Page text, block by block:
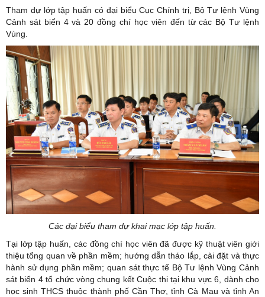
Tham dự lớp tập huấn có đại biểu Cục Chính trị, Bộ Tư lệnh Vùng
Cảnh sát biển 4 và 20 đồng chí học viên đến từ các Bộ Tư lệnh
Vùng.
Các đại biểu tham dự khai mạc lớp tập huấn.
Tại lớp tập huấn, các đồng chí học viên đã được kỹ thuật viên giới
thiệu tổng quan về phần mềm; hướng dẫn tháo lắp, cài đặt và thực
hành sử dụng phần mềm; quan sát thực tế Bộ Tư lệnh Vùng Cảnh
sát biển 4 tổ chức vòng chung kết Cuộc thi tại khu vực 6, dành cho
học sinh THCS thuộc thành phố Cần Thơ, tỉnh Cà Mau và tỉnh An